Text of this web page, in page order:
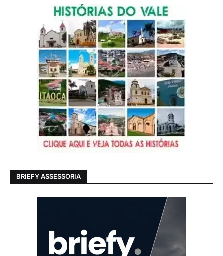
BRIEFY ASSESSORIA